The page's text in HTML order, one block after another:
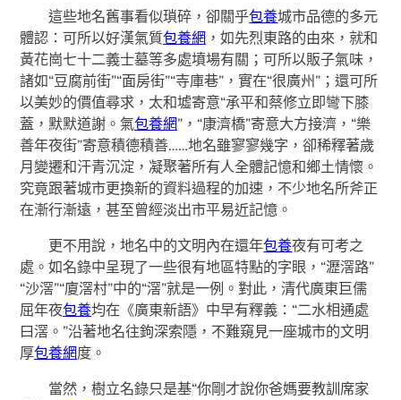
這些地名舊事看似瑣碎，卻關乎包養城市品德的多元
體認：可所以好漢氣質包養網 ，如先烈東路的由來，就和
黃花崗七十二義士墓等多處墳場有關；可所以販子氣味，
諸如“豆腐前街”“面房街”“寺庫巷”，實在“很廣州”；還可所
以美妙的價值尋求，太和墟寄意“承平和蔡修立即彎下膝
蓋，默默道謝。氣包養網”，“康濟橋”寄意大方接濟，“樂
善年夜街”寄意積德積善……地名雖寥寥幾字，卻稀釋著歲
月變遷和汗青沉淀，凝聚著所有人全體記憶和鄉土情懷。
究竟跟著城市更換新的資料過程的加速，不少地名所斧正
在漸行漸遠，甚至曾經淡出市平易近記憶。
更不用說，地名中的文明內在還年包養夜有可考之
處。如名錄中呈現了一些很有地區特點的字眼，“瀝滘路”
“沙滘”“廈滘村”中的“滘”就是一例。對此，清代廣東巨儒
屈年夜包養均在《廣東新語》中早有釋義：“二水相通處
曰滘。”沿著地名往鉤深索隱，不難窺見一座城市的文明
厚包養網度。
當然，樹立名錄只是基“你剛才說你爸媽要教訓席家